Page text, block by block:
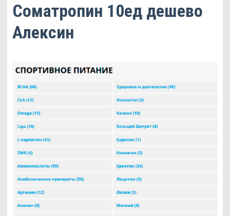
Cоматропин 10ед дешево
Алексин